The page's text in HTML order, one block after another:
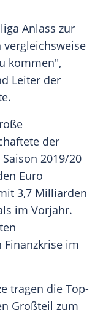
Anlass zur
kommen",
Leiter der
.
der
2019/20
Euro
3,7 Milliarden
im Vorjahr.
Finanzkrise im
tragen die Top-
Großteil zum